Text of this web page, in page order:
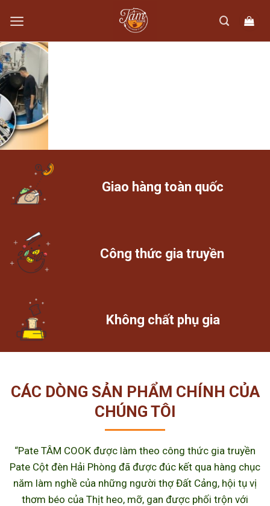
content
Giao hàng toàn quốc
Công thức gia truyền
Không chất phụ gia
CÁC DÒNG SẢN PHẨM CHÍNH CỦA
CHÚNG TÔI
“Pate TÂM COOK được làm theo công thức gia truyền
Pate Cột đèn Hải Phòng đã được đúc kết qua hàng chục
năm làm nghề của những người thợ Đất Cảng, hội tụ vị
thơm béo của Thịt heo, mỡ, gan được phối trộn với